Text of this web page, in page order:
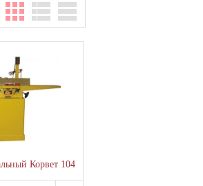
Корвет 104